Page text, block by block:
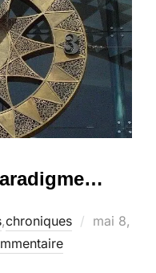
,chroniques
Publié
mai 8,